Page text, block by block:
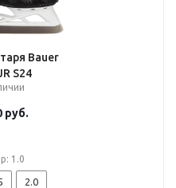
Bauer
S24
руб.
1.0
2.0